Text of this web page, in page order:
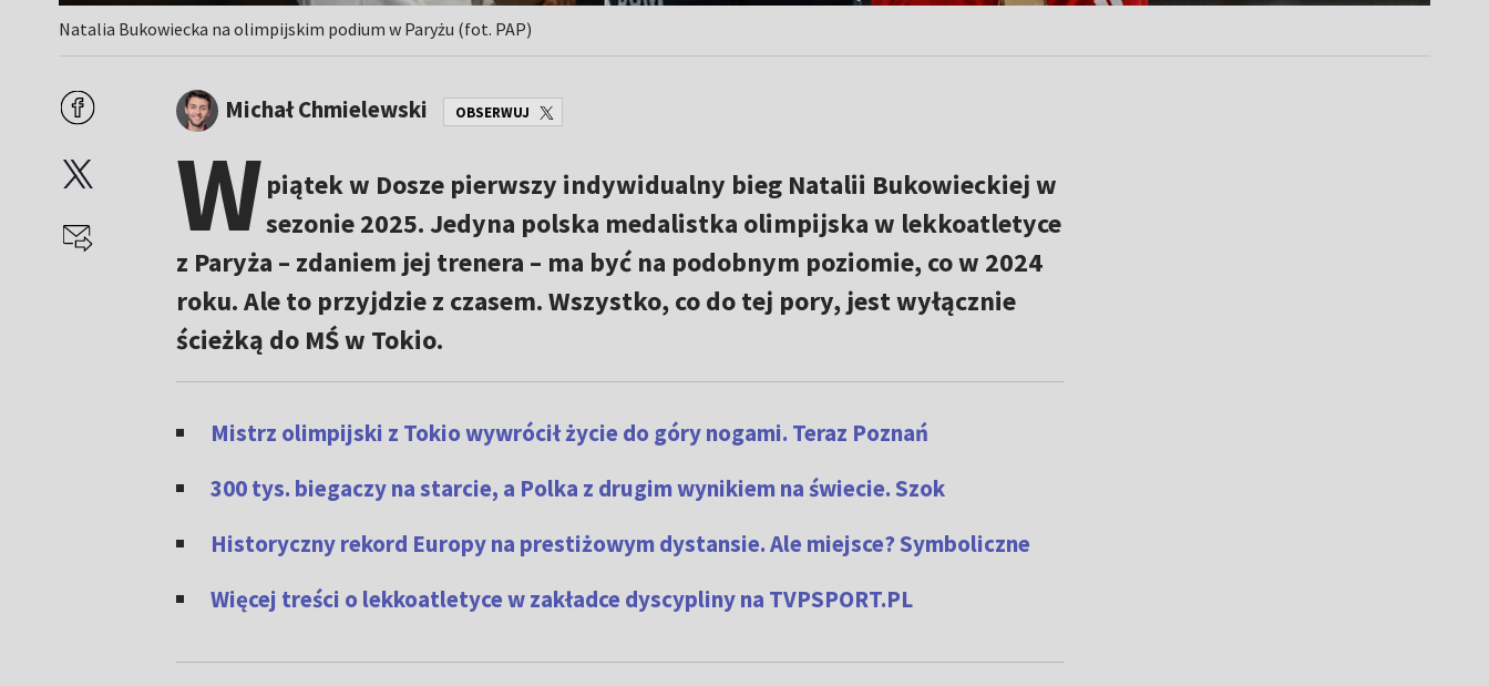
Natalia Bukowiecka na olimpijskim podium w Paryżu (fot. PAP)
Michał Chmielewski OBSERWUJ
Wpiątek w Dosze pierwszy indywidualny bieg Natalii Bukowieckiej w
sezonie 2025. Jedyna polska medalistka olimpijska w lekkoatletyce
z Paryża – zdaniem jej trenera – ma być na podobnym poziomie, co w 2024
roku. Ale to przyjdzie z czasem. Wszystko, co do tej pory, jest wyłącznie
ścieżką do MŚ w Tokio.
Mistrz olimpijski z Tokio wywrócił życie do góry nogami. Teraz Poznań
300 tys. biegaczy na starcie, a Polka z drugim wynikiem na świecie. Szok
Historyczny rekord Europy na prestiżowym dystansie. Ale miejsce? Symboliczne
Więcej treści o lekkoatletyce w zakładce dyscypliny na TVPSPORT.PL